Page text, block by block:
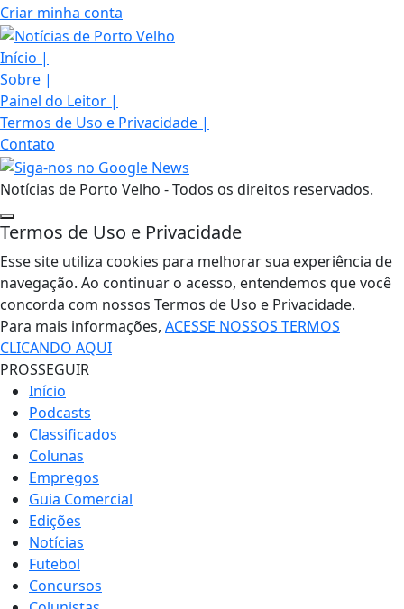
Criar minha conta
Início |
Sobre |
Painel do Leitor |
Termos de Uso e Privacidade |
Contato
Notícias de Porto Velho - Todos os direitos reservados.
Termos de Uso e Privacidade
Esse site utiliza cookies para melhorar sua experiência de
navegação. Ao continuar o acesso, entendemos que você
concorda com nossos Termos de Uso e Privacidade.
Para mais informações, ACESSE NOSSOS TERMOS
CLICANDO AQUI
PROSSEGUIR
Início
Podcasts
Classificados
Colunas
Empregos
Guia Comercial
Edições
Notícias
Futebol
Concursos